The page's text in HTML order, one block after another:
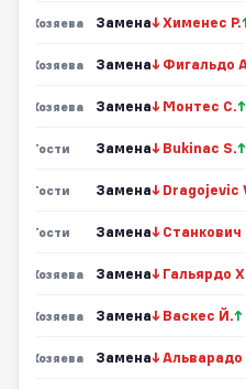
Хозяева Замена↓ Хименес Р.
Хозяева Замена↓ Фигальдо
Хозяева Замена↓ Монтес С.
Гости Замена↓ Bukinac S.
Гости Замена↓ Dragojevic
Гости Замена↓ Станкович
Хозяева Замена↓ Гальярдо
Хозяева Замена↓ Васкес Й.↑
Хозяева Замена↓ Альварадо